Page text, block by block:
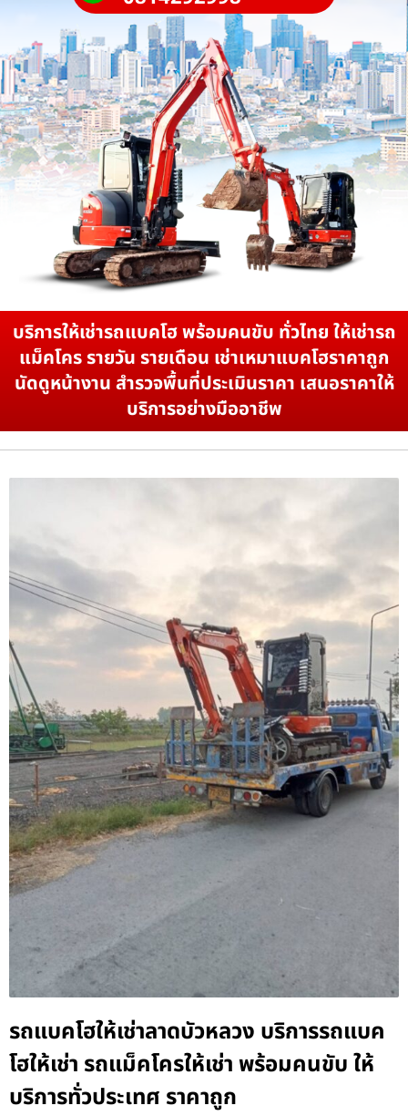
บริการให้เช่ารถแบคโฮ พร้อมคนขับ ทั่วไทย ให้เช่ารถ
แม็คโคร รายวัน รายเดือน เช่าเหมาแบคโฮราคาถูก
นัดดูหน้างาน สำรวจพื้นที่ประเมินราคา เสนอราคาให้
บริการอย่างมืออาชีพ
รถแบคโฮให้เช่าลาดบัวหลวง บริการรถแบค
โฮให้เช่า รถแม็คโครให้เช่า พร้อมคนขับ ให้
บริการทั่วประเทศ ราคาถูก